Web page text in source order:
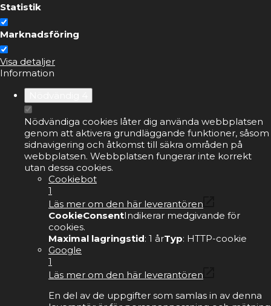
Statistik
Marknadsföring
Visa detaljer
Information
Nödvändiga cookies låter dig använda webbplatsen
genom att aktivera grundläggande funktioner, såsom
sidnavigering och åtkomst till säkra områden på
webbplatsen. Webbplatsen fungerar inte korrekt
utan dessa cookies.
Cookiebot
1
Läs mer om den här leverantören
CookieConsentIndikerar medgivande för
cookies.
Maximal lagringstid: 1 årTyp: HTTP-cookie
Google
1
Läs mer om den här leverantören
En del av de uppgifter som samlas in av denna